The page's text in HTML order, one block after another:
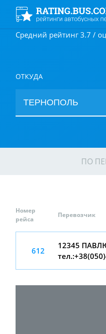
Средний рейтинг 3.7 /
ОТКУДА
ПО
Номер
рейса
Перевозчик
612
12345